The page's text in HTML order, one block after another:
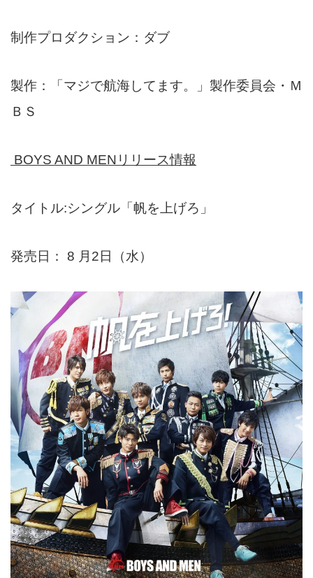
制作プロダクション：ダブ
製作：「マジで航海してます。」製作委員会・Ｍ
ＢＳ
BOYS AND MEN リリース情報
タイトル:シングル「帆を上げろ」
発売日： 8 月2日（水）